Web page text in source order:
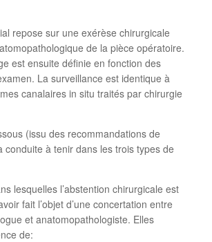
repose sur une exérèse chirurgicale
de la pièce opératoire.
est ensuite définie en fonction des
La surveillance est identique à
canalaires in situ traités par chirurgie
(issu des recommandations de
conduite à tenir dans les trois types de
lesquelles l’abstention chirurgicale est
fait l’objet d’une concertation entre
et anatomopathologiste. Elles
de: